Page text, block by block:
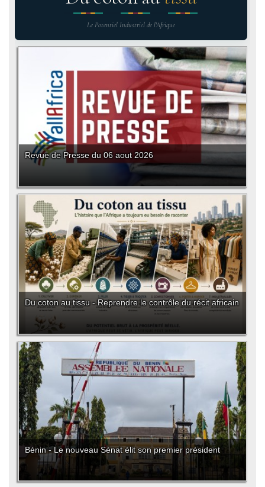
Le Potentiel Industriel de l'Afrique
Revue de Presse du 06 aout 2026
Du coton au tissu - Reprendre le contrôle du récit africain
Bénin - Le nouveau Sénat élit son premier président